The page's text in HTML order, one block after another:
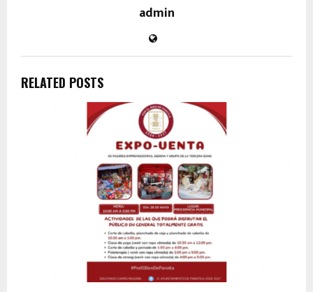
admin
RELATED POSTS